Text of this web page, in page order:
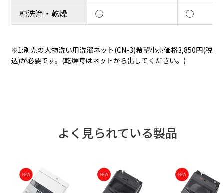
槽洗浄・乾燥
◯ ◯
槽洗浄・乾燥
◯ ◯
※1:別売の大物洗い用洗濯ネット(CN-3)希望小売価格3,850円(税
込)が必要です。(乾燥時はネットから出してください。)
よく見られている製品
NEW NEW
NEW NEW
NEW